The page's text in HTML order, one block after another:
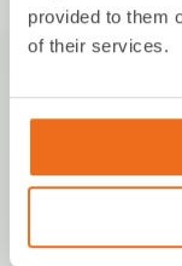
provided to them
of their services.
+49